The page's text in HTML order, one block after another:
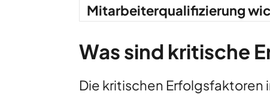
Mitarbeiterqualifizierung
Was sind kritische
Die kritischen